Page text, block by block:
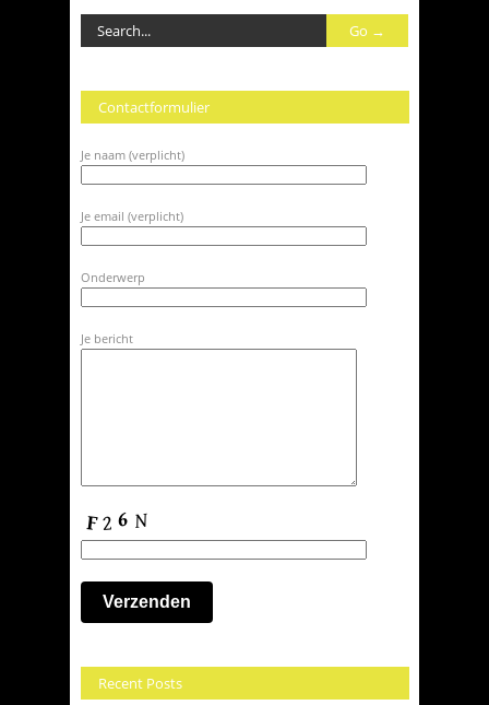
Contactformulier
Je naam (verplicht)
Je email (verplicht)
Onderwerp
Je bericht
Recent Posts